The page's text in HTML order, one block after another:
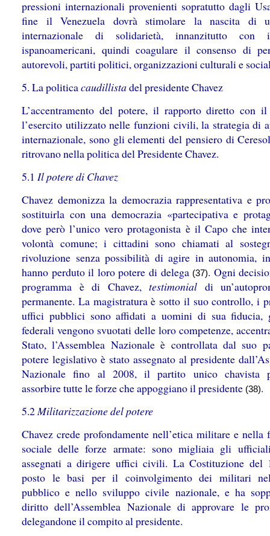
pressioni internazionali provenienti sopratutto dagli
fine il Venezuela dovrà stimolare la nascita di
internazionale di solidarietà, innanzitutto con
ispanoamericani, quindi coagulare il consenso di
autorevoli, partiti politici, organizzazioni culturali e
5. La politicacaudillistadel presidente Chavez
L’accentramento del potere, il rapporto diretto con
l’esercito utilizzato nelle funzioni civili, la strategia di
internazionale, sono gli elementi del pensiero di
ritrovano nella politica del Presidente Chavez.
5.1 Il potere di Chavez
Chavez demonizza la democrazia rappresentativa e
sostituirla con una democrazia «partecipativa e
dove però l’unico vero protagonista è il Capo che
volontà comune; i cittadini sono chiamati al
rivoluzione senza possibilità di agire in autonomia,
hanno perduto il loro potere di delega (37). Ogni
programma è di Chavez, testimonial di
permanente. La magistratura è sotto il suo controllo, i
uffici pubblici sono affidati a uomini di sua fiducia,
federali vengono svuotati delle loro competenze,
Stato, l’Assemblea Nazionale è controllata dal suo
potere legislativo è stato assegnato al presidente
Nazionale fino al 2008, il partito unico chavista
assorbire tutte le forze che appoggiano il presidente (38).
5.2Militarizzazione del potere
Chavez crede profondamente nell’etica militare e nella
sociale delle forze armate: sono migliaia gli
assegnati a dirigere uffici civili. La Costituzione del
posto le basi per il coinvolgimento dei militari
pubblico e nello sviluppo civile nazionale, e ha
diritto dell’Assemblea Nazionale di approvare le
delegandone il compito al presidente.